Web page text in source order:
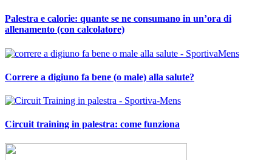
Palestra e calorie: quante se ne consumano in un’ora di
allenamento (con calcolatore)
Correre a digiuno fa bene (o male) alla salute?
Circuit training in palestra: come funziona